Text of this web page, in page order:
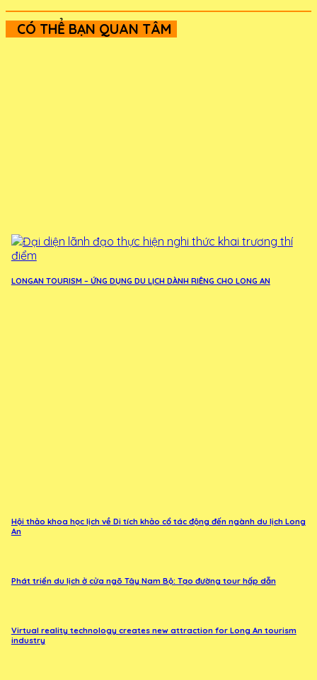
CÓ THỂ BẠN QUAN TÂM
LONGAN TOURISM – ỨNG DỤNG DU LỊCH DÀNH RIÊNG CHO LONG AN
Hội thảo khoa học lịch về Di tích khảo cổ tác động đến ngành du lịch Long
An
Phát triển du lịch ở cửa ngõ Tây Nam Bộ: Tạo đường tour hấp dẫn
Virtual reality technology creates new attraction for Long An tourism
industry